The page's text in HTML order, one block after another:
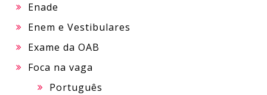
Enade
Enem e Vestibulares
Exame da OAB
Foca na vaga
Português